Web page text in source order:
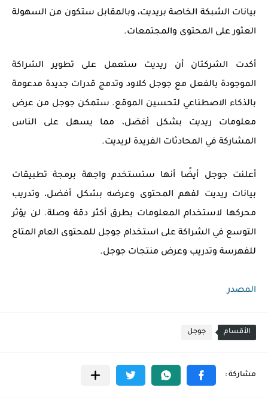
بيانات الشبكة الخاصة بريديت، وبالمقابل ستكون من السهولة
العثور على المحتوى والمجتمعات.
أكدت الشركتان أن ريديت ستعمل على تطوير الشراكة
الموجودة بالفعل مع جوجل كلاود وتدمج قدرات جديدة مدعومة
بالذكاء الاصطناعي لتحسين الموقع. ستمكن جوجل من عرض
معلومات ريديت بشكل أفضل، مما يسهل على الناس
المشاركة في المحادثات الفريدة لريديت.
أعلنت جوجل أيضًا أنها ستستخدم واجهة برمجة تطبيقات
بيانات ريديت لفهم المحتوى وعرضه بشكل أفضل، وتدريب
محركها لاستخدام المعلومات بطرق أكثر دقة وصلة. لن يؤثر
التوسع في الشراكة على استخدام جوجل للمحتوى العام المتاح
للفهرسة وتدريب وعرض منتجات جوجل.
المصدر
الأقسام جوجل